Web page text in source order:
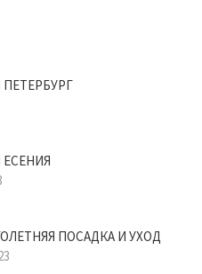
ПОСАДКА И УХОД